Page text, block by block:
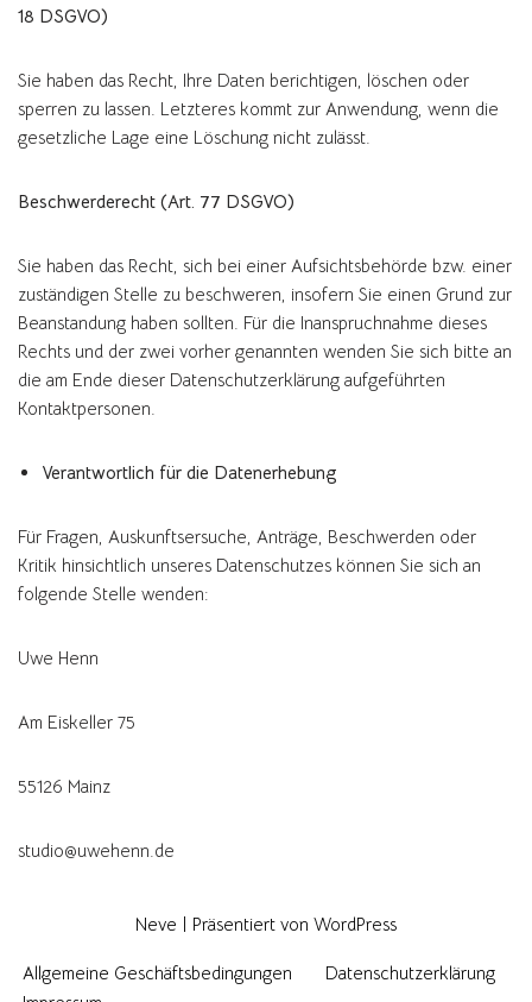
18 DSGVO)
Sie haben das Recht, Ihre Daten berichtigen, löschen oder
sperren zu lassen. Letzteres kommt zur Anwendung, wenn die
gesetzliche Lage eine Löschung nicht zulässt.
Beschwerderecht (Art. 77 DSGVO)
Sie haben das Recht, sich bei einer Aufsichtsbehörde bzw. einer
zuständigen Stelle zu beschweren, insofern Sie einen Grund zur
Beanstandung haben sollten. Für die Inanspruchnahme dieses
Rechts und der zwei vorher genannten wenden Sie sich bitte an
die am Ende dieser Datenschutzerklärung aufgeführten
Kontaktpersonen.
Verantwortlich für die Datenerhebung
Für Fragen, Auskunftsersuche, Anträge, Beschwerden oder
Kritik hinsichtlich unseres Datenschutzes können Sie sich an
folgende Stelle wenden:
Uwe Henn
Am Eiskeller 75
55126 Mainz
studio@uwehenn.de
Neve | Präsentiert von WordPress
Allgemeine Geschäftsbedingungen
Datenschutzerklärung